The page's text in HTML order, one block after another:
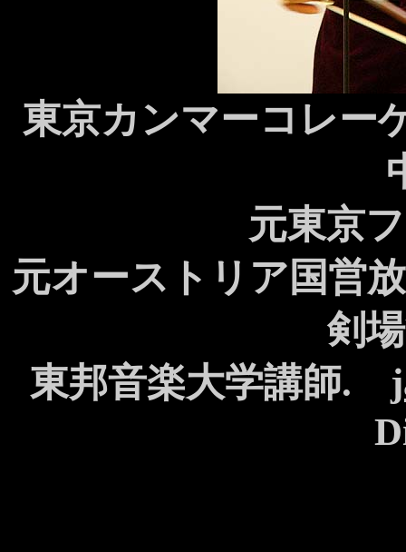
東京カンマーコレ
元東京
元オーストリア国営
剣
東邦音楽大学講師.